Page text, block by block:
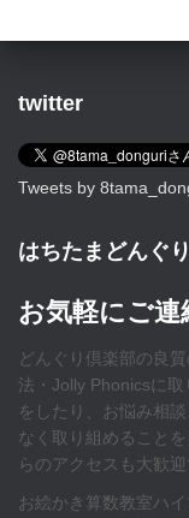
twitter
Tweets by
はちたまどんぐり
お気軽にご
どんぐり倶楽部の良
法・Jolly Phonicsに
をしたり、お悩み相
なく取り組めること
らのアクセスも大歓迎
お絵かき算数教室ハ